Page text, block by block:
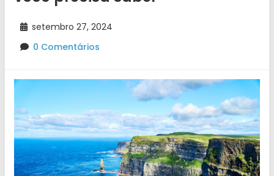
setembro 27, 2024
0 Comentários